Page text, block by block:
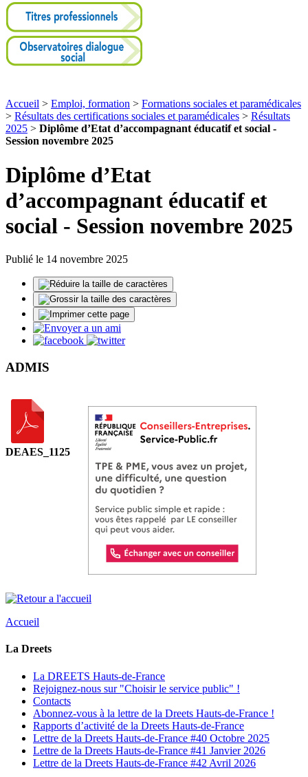
Accueil > Emploi, formation > Formations sociales et paramédicales
> Résultats des certifications sociales et paramédicales > Résultats
2025 > Diplôme d’Etat d’accompagnant éducatif et social -
Session novembre 2025
Diplôme d’Etat
d’accompagnant éducatif et
social - Session novembre 2025
Publié le 14 novembre 2025
ADMIS
DEAES_1125
Accueil
La Dreets
La DREETS Hauts-de-France
Rejoignez-nous sur "Choisir le service public" !
Contacts
Abonnez-vous à la lettre de la Dreets Hauts-de-France !
Rapports d’activité de la Dreets Hauts-de-France
Lettre de la Dreets Hauts-de-France #40 Octobre 2025
Lettre de la Dreets Hauts-de-France #41 Janvier 2026
Lettre de la Dreets Hauts-de-France #42 Avril 2026